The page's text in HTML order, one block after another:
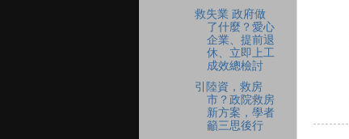
救失業 政府做
了什麼？愛心
企業、提前退
休、立即上工
成效總檢討
引陸資，救房
市？政院救房
新方案，學者
籲三思後行